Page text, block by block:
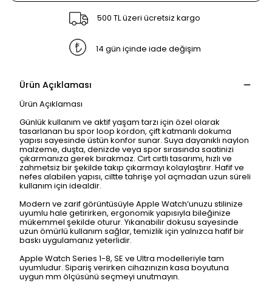
500 TL üzeri ücretsiz kargo
14 gün içinde iade değişim
Ürün Açıklaması
Ürün Açıklaması
Günlük kullanım ve aktif yaşam tarzı için özel olarak
tasarlanan bu spor loop kordon, çift katmanlı dokuma
yapısı sayesinde üstün konfor sunar. Suya dayanıklı naylon
malzeme, duşta, denizde veya spor sırasında saatinizi
çıkarmanıza gerek bırakmaz. Cırt cırtlı tasarımı, hızlı ve
zahmetsiz bir şekilde takıp çıkarmayı kolaylaştırır. Hafif ve
nefes alabilen yapısı, ciltte tahrişe yol açmadan uzun süreli
kullanım için idealdir.
Modern ve zarif görüntüsüyle Apple Watch’unuzu stilinize
uyumlu hale getirirken, ergonomik yapısıyla bileğinize
mükemmel şekilde oturur. Yıkanabilir dokusu sayesinde
uzun ömürlü kullanım sağlar, temizlik için yalnızca hafif bir
baskı uygulamanız yeterlidir.
Apple Watch Series 1-8, SE ve Ultra modelleriyle tam
uyumludur. Sipariş verirken cihazınızın kasa boyutuna
uygun mm ölçüsünü seçmeyi unutmayın.